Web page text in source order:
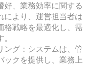
好、業務効率に関する
により、運営担当者は
格戦略を最適化し、需
ング：システムは、管
ックを提供し、業務上